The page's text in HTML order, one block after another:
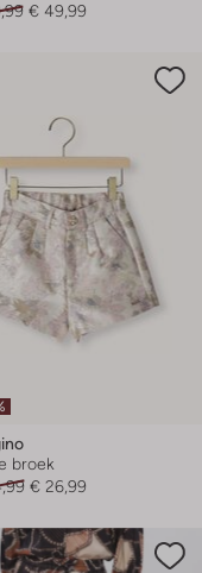
€ 49,99
broek
€ 26,99